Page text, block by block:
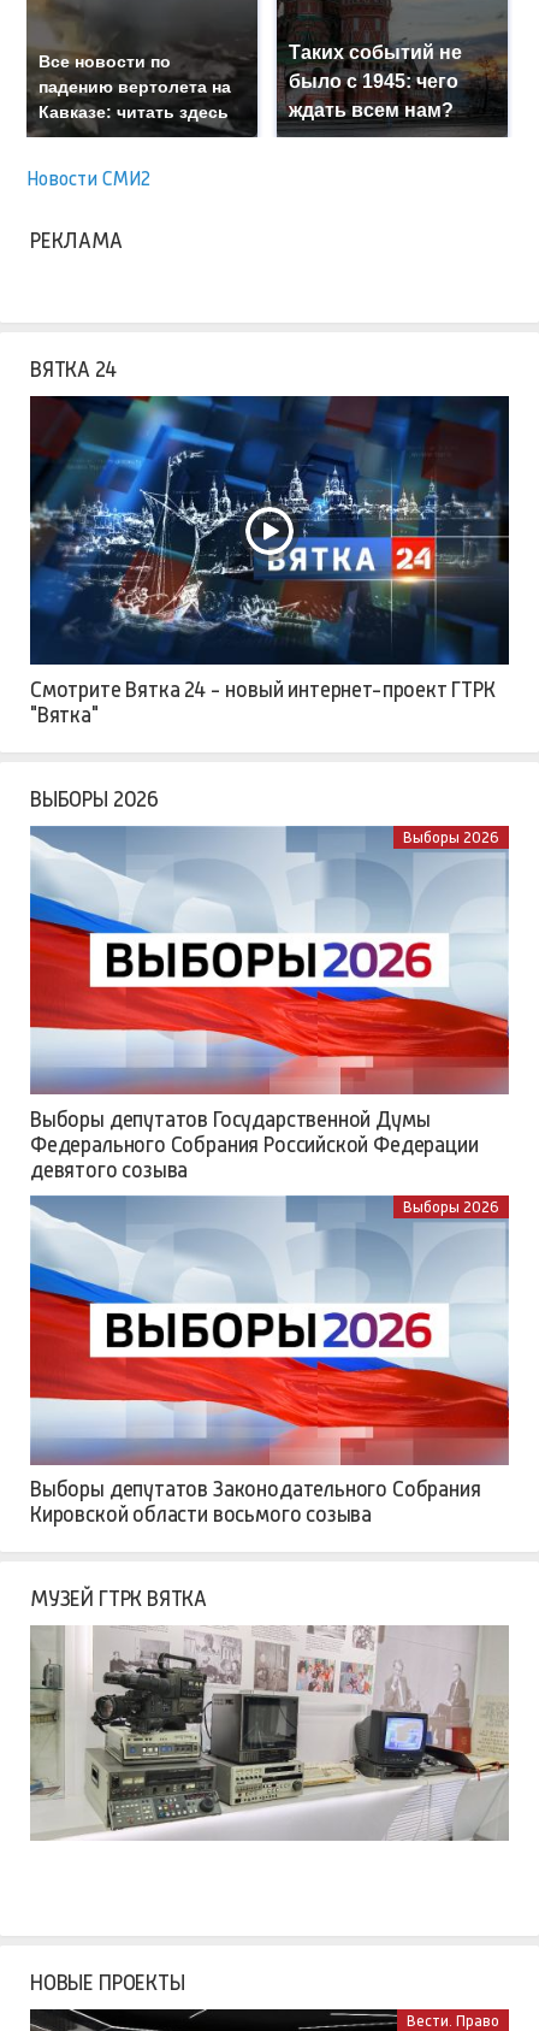
Все новости по
падению вертолета на
Кавказе: читать здесь
Таких событий не
было с 1945: чего
ждать всем нам?
Новости СМИ2
РЕКЛАМА
ВЯТКА 24
Смотрите Вятка 24 - новый интернет-проект ГТРК
"Вятка"
ВЫБОРЫ 2026
Выборы 2026
Выборы депутатов Государственной Думы
Федерального Собрания Российской Федерации
девятого созыва
Выборы 2026
Выборы депутатов Законодательного Собрания
Кировской области восьмого созыва
МУЗЕЙ ГТРК ВЯТКА
НОВЫЕ ПРОЕКТЫ
Вести. Право